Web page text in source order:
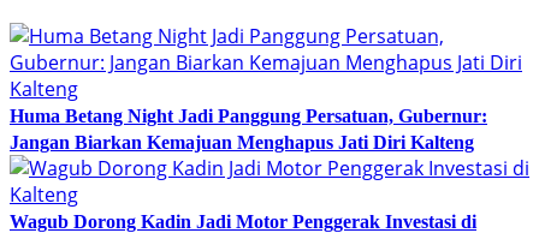
Huma Betang Night Jadi Panggung Persatuan, Gubernur:
Jangan Biarkan Kemajuan Menghapus Jati Diri Kalteng
Wagub Dorong Kadin Jadi Motor Penggerak Investasi di